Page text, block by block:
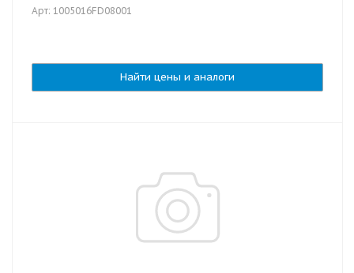
Арт: 1005016FD08001
Найти цены и аналоги